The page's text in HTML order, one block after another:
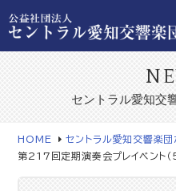
セントラル愛知交
HOME
セントラル愛知交響楽
第217回定期演奏会プレイベント